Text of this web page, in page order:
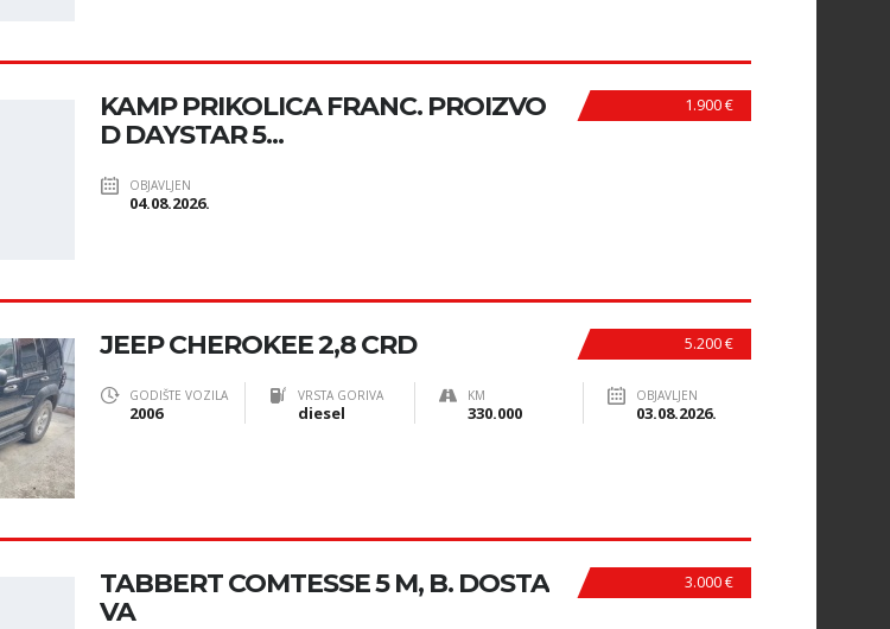
1.900 €
KAMP PRIKOLICA FRANC. PROIZVO
D DAYSTAR 5...
OBJAVLJEN
04.08.2026.
5.200 €
JEEP CHEROKEE 2,8 CRD
GODIŠTE VOZILA
2006
VRSTA GORIVA
diesel
KM
330.000
OBJAVLJEN
03.08.2026.
3.000 €
TABBERT COMTESSE 5 M, B. DOSTA
VA